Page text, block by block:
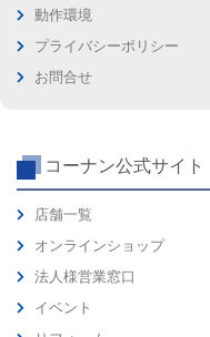
動作環境
プライバシーポリシー
お問合せ
コーナン公式サイト
店舗一覧
オンラインショップ
法人様営業窓口
イベント